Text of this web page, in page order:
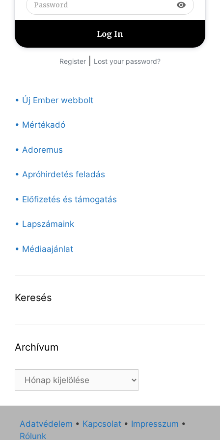
visibility
Register Lost your password?
• Új Ember webbolt
• Mértékadó
• Adoremus
• Apróhirdetés feladás
• Előfizetés és támogatás
• Lapszámaink
• Médiaajánlat
Keresés
Archívum
Archívum
Adatvédelem • Kapcsolat • Impresszum •
Rólunk